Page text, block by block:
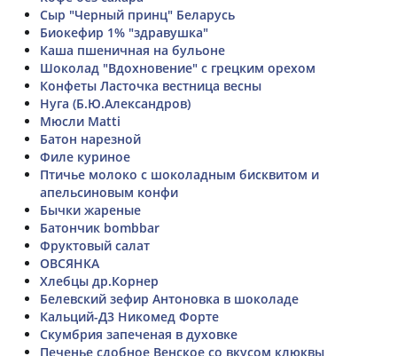
Сыр "Черный принц" Беларусь
Биокефир 1% "здравушка"
Каша пшеничная на бульоне
Шоколад "Вдохновение" с грецким орехом
Конфеты Ласточка вестница весны
Нуга (Б.Ю.Александров)
Мюсли Matti
Батон нарезной
Филе куриное
Птичье молоко с шоколадным бисквитом и
апельсиновым конфи
Бычки жареные
Батончик bombbar
Фруктовый салат
ОВСЯНКА
Хлебцы др.Корнер
Белевский зефир Антоновка в шоколаде
Кальций-Д3 Никомед Форте
Скумбрия запеченая в духовке
Печенье сдобное Венское со вкусом клюквы